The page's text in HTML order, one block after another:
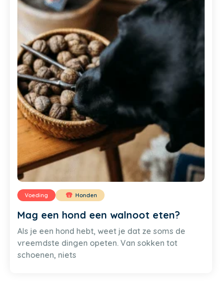
Voeding Honden
Mag een hond een walnoot eten?
Als je een hond hebt, weet je dat ze soms de
vreemdste dingen opeten. Van sokken tot
schoenen, niets